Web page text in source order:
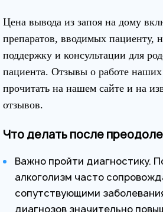
Цена вывода из запоя на дому
препаратов, вводимых пациенту,
поддержку и консультации для
пациента. Отзывы о работе
прочитать на нашем сайте и на
отзывов.
Что делать после
Важно пройти диагностику.
алкоголизм часто
сопутствующими
диагнозов значительно